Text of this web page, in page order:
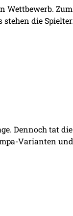
Wettbewerb.
stehen die
Dennoch tat
Varianten